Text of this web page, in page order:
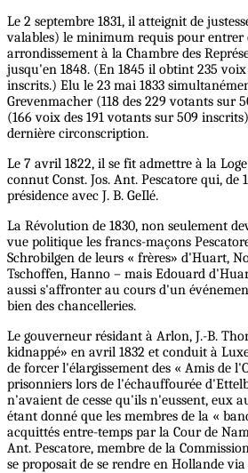
Le 2 septembre 1831, il atteignit de
valables) le minimum requis pour entrer
arrondissement à la Chambre des
jusqu'en 1848. (En 1845 il obtint 235
inscrits.) Elu le 23 mai 1833
Grevenmacher (118 des 229 votants sur
(166 voix des 191 votants sur 509
dernière circonscription.
Le 7 avril 1822, il se fit admettre à la
connut Const. Jos. Ant. Pescatore qui, de
présidence avec J. B. GeIlé.
La Révolution de 1830, non seulement
vue politique les francs-maçons
Schrobilgen de leurs « frères» d'Huart,
Tschoffen, Hanno – mais Edouard
aussi s'affronter au cours d'un
bien des chancelleries.
Le gouverneur résidant à Arlon, J.-B.
kidnappé» en avril 1832 et conduit à
de forcer l'élargissement des « Amis de
prisonniers lors de l'échauffourée
n'avaient de cesse qu'ils n'eussent, eux
étant donné que les membres de la «
acquittés entre-temps par la Cour de
Ant. Pescatore, membre de la
se proposait de se rendre en Hollande via